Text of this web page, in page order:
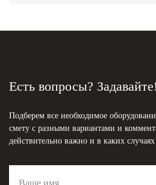
Есть вопросы? Задавайте!
Подберем все необходимое
смету с разными вариантами и
действительно важно и в каких